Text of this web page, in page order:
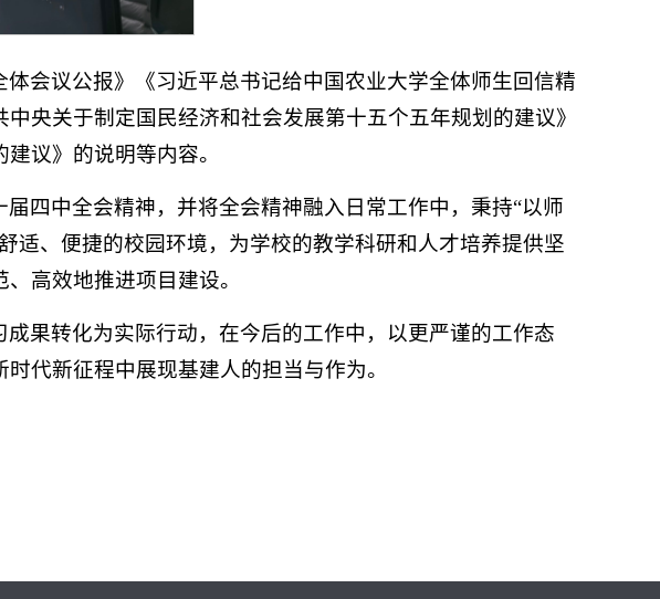
会议公报》《习近平总书记给中国农业大学全体师生回信精
央关于制定国民经济和社会发展第十五个五年规划的建议》
议》的说明等内容。
四中全会精神，并将全会精神融入日常工作中，秉持“以师
适、便捷的校园环境，为学校的教学科研和人才培养提供坚
高效地推进项目建设。
果转化为实际行动，在今后的工作中，以更严谨的工作态
代新征程中展现基建人的担当与作为。